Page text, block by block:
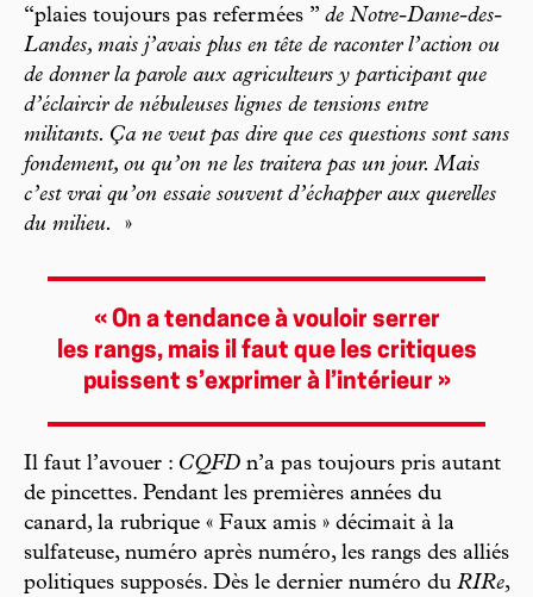
“plaies toujours pas refermées ” de Notre-Dame-des-
Landes, mais j’avais plus en tête de raconter l’action ou
de donner la parole aux agriculteurs y participant que
d’éclaircir de nébuleuses lignes de tensions entre
militants. Ça ne veut pas dire que ces questions sont sans
fondement, ou qu’on ne les traitera pas un jour. Mais
c’est vrai qu’on essaie souvent d’échapper aux querelles
du milieu.
»
« On a tendance à vouloir serrer
les rangs, mais il faut que les critiques
puissent s’exprimer à l’intérieur »
Il faut l’avouer : CQFD n’a pas toujours pris autant
de pincettes. Pendant les premières années du
canard, la rubrique « Faux amis » décimait à la
sulfateuse, numéro après numéro, les rangs des alliés
politiques supposés. Dès le dernier numéro du RIRe,